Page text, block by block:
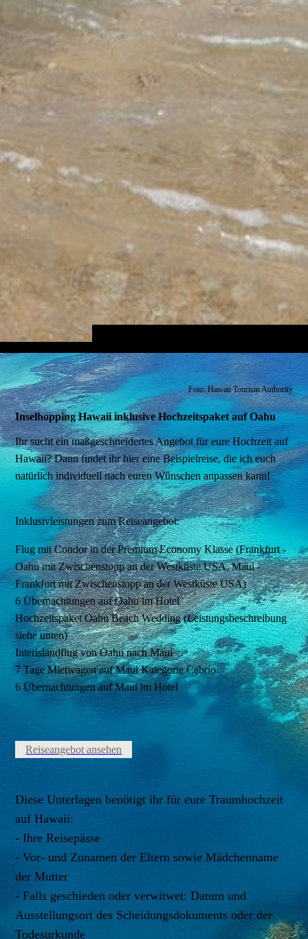
Foto: Hawaii Tourism Authority
Inselhopping Hawaii inklusive Hochzeitspaket auf Oahu
Ihr sucht ein maßgeschneidertes Angebot für eure Hochzeit auf
Hawaii? Dann findet ihr hier eine Beispielreise, die ich euch
natürlich individuell nach euren Wünschen anpassen kann!
Inklusivleistungen zum Reiseangebot:
Flug mit Condor in der Premium Economy Klasse (Frankfurt -
Oahu mit Zwischenstopp an der Westküste USA, Maui -
Frankfurt mit Zwischenstopp an der Westküste USA)
6 Übernachtungen auf Oahu im Hotel
Hochzeitspaket Oahu Beach Wedding (Leistungsbeschreibung
siehe unten)
Interislandflug von Oahu nach Maui
7 Tage Mietwagen auf Maui Kategorie Cabrio
6 Übernachtungen auf Maui im Hotel
Reiseangebot ansehen
Diese Unterlagen benötigt ihr für eure Traumhochzeit
auf Hawaii:
- Ihre Reisepässe
- Vor- und Zunamen der Eltern sowie Mädchenname
der Mutter
- Falls geschieden oder verwitwet: Datum und
Ausstellungsort des Scheidungsdokuments oder der
Todesurkunde